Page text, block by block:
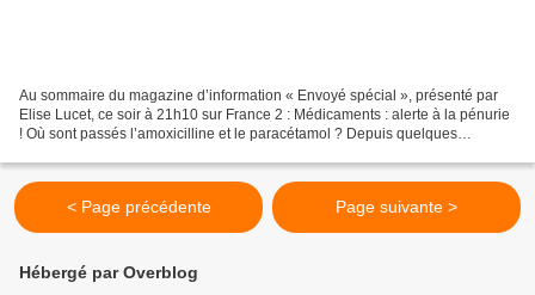
Au sommaire du magazine d’information « Envoyé spécial », présenté par
Elise Lucet, ce soir à 21h10 sur France 2 : Médicaments : alerte à la pénurie
! Où sont passés l’amoxicilline et le paracétamol ? Depuis quelques
< Page précédente Page suivante >
Hébergé par Overblog